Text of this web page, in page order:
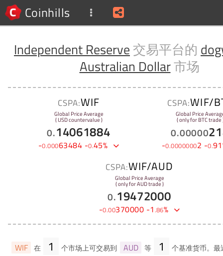
Coinhills
Independent Reserve 交易平台的
Australian Dollar市场
CSPA:WIF
Global Price Average
( USD countervalue )
0.14061884
-0.00063484 -0.45%
CSPA:WIF/
Global Price
( only for BTC trade
0.00000
-0.00000002 -0.91
CSPA:WIF/AUD
Global Price Average
( only for AUD trade )
0.19472000
-0.00370000 -1.86%
WIF 在 1 个市场上可交易到 AUD 等 1
个基准货币。